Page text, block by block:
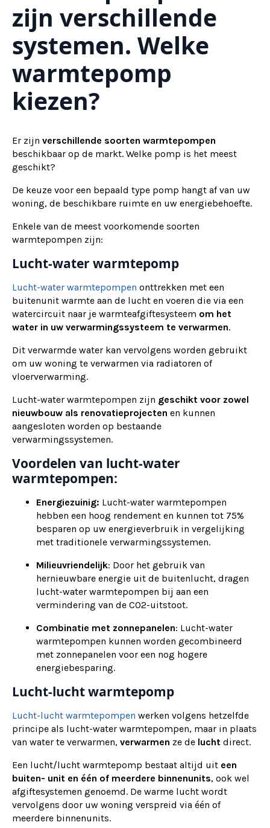
zijn verschillende
systemen. Welke
warmtepomp
kiezen?
Er zijn verschillende soorten warmtepompen
beschikbaar op de markt. Welke pomp is het meest
geschikt?
De keuze voor een bepaald type pomp hangt af van uw
woning, de beschikbare ruimte en uw energiebehoefte.
Enkele van de meest voorkomende soorten
warmtepompen zijn:
Lucht-water warmtepomp
Lucht-water warmtepompen onttrekken met een
buitenunit warmte aan de lucht en voeren die via een
watercircuit naar je warmteafgiftesysteem om het
water in uw verwarmingssysteem te verwarmen.
Dit verwarmde water kan vervolgens worden gebruikt
om uw woning te verwarmen via radiatoren of
vloerverwarming.
Lucht-water warmtepompen zijn geschikt voor zowel
nieuwbouw als renovatieprojecten en kunnen
aangesloten worden op bestaande
verwarmingssystemen.
Voordelen van lucht-water
warmtepompen:
Energiezuinig: Lucht-water warmtepompen
hebben een hoog rendement en kunnen tot 75%
besparen op uw energieverbruik in vergelijking
met traditionele verwarmingssystemen.
Milieuvriendelijk: Door het gebruik van
hernieuwbare energie uit de buitenlucht, dragen
lucht-water warmtepompen bij aan een
vermindering van de CO2-uitstoot.
Combinatie met zonnepanelen: Lucht-water
warmtepompen kunnen worden gecombineerd
met zonnepanelen voor een nog hogere
energiebesparing.
Lucht-lucht warmtepomp
Lucht-lucht warmtepompen werken volgens hetzelfde
principe als lucht-water warmtepompen, maar in plaats
van water te verwarmen, verwarmen ze de lucht direct.
Een lucht/lucht warmtepomp bestaat altijd uit een
buiten- unit en één of meerdere binnenunits, ook wel
afgiftesystemen genoemd. De warme lucht wordt
vervolgens door uw woning verspreid via één of
meerdere binnenunits.